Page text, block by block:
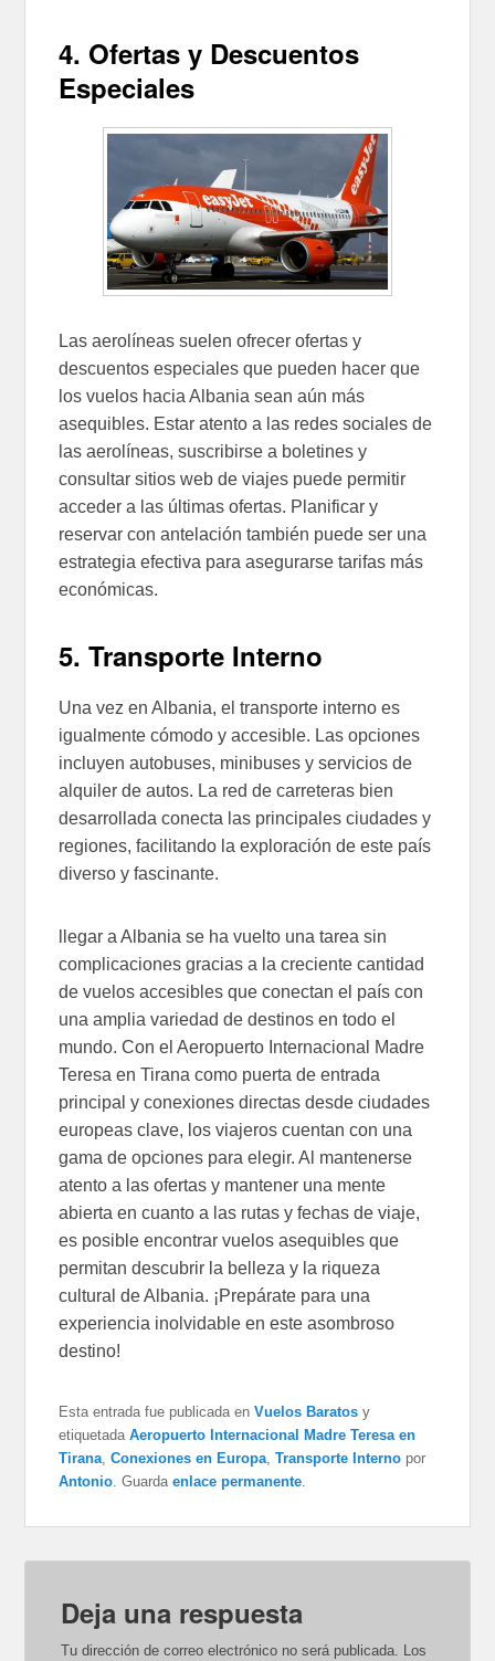
4. Ofertas y Descuentos
Especiales
Las aerolíneas suelen ofrecer ofertas y
descuentos especiales que pueden hacer que
los vuelos hacia Albania sean aún más
asequibles. Estar atento a las redes sociales de
las aerolíneas, suscribirse a boletines y
consultar sitios web de viajes puede permitir
acceder a las últimas ofertas. Planificar y
reservar con antelación también puede ser una
estrategia efectiva para asegurarse tarifas más
económicas.
5. Transporte Interno
Una vez en Albania, el transporte interno es
igualmente cómodo y accesible. Las opciones
incluyen autobuses, minibuses y servicios de
alquiler de autos. La red de carreteras bien
desarrollada conecta las principales ciudades y
regiones, facilitando la exploración de este país
diverso y fascinante.
llegar a Albania se ha vuelto una tarea sin
complicaciones gracias a la creciente cantidad
de vuelos accesibles que conectan el país con
una amplia variedad de destinos en todo el
mundo. Con el Aeropuerto Internacional Madre
Teresa en Tirana como puerta de entrada
principal y conexiones directas desde ciudades
europeas clave, los viajeros cuentan con una
gama de opciones para elegir. Al mantenerse
atento a las ofertas y mantener una mente
abierta en cuanto a las rutas y fechas de viaje,
es posible encontrar vuelos asequibles que
permitan descubrir la belleza y la riqueza
cultural de Albania. ¡Prepárate para una
experiencia inolvidable en este asombroso
destino!
Esta entrada fue publicada enVuelos Baratos y
etiquetadaAeropuerto Internacional Madre Teresa en
Tirana,Conexiones en Europa,Transporte Interno por
Antonio. Guardaenlace permanente.
Deja una respuesta
Tu dirección de correo electrónico no será publicada. Los